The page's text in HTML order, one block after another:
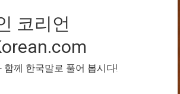
코리언
함께 한국말로 풀어 봅시다!